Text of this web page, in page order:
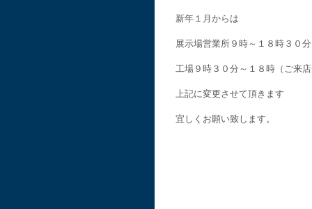
新年１月からは
展示場営業所９時～１８時３０分
工場９時３０分～１８時（ご来
上記に変更させて頂きます
宜しくお願い致します。